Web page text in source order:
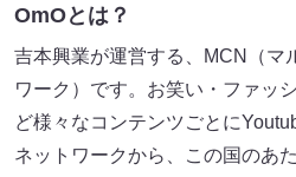
OmOとは？
吉本興業が運営する、MCN（マ
ワーク）です。お笑い・ファッ
ど様々なコンテンツごとに
ネットワークから、この国のあ